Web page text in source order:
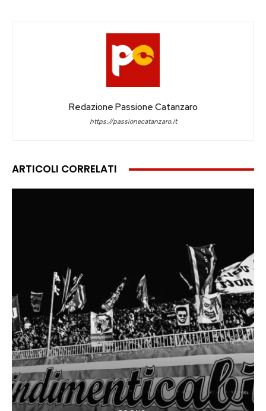
Redazione Passione Catanzaro
https://passionecatanzaro.it
ARTICOLI CORRELATI